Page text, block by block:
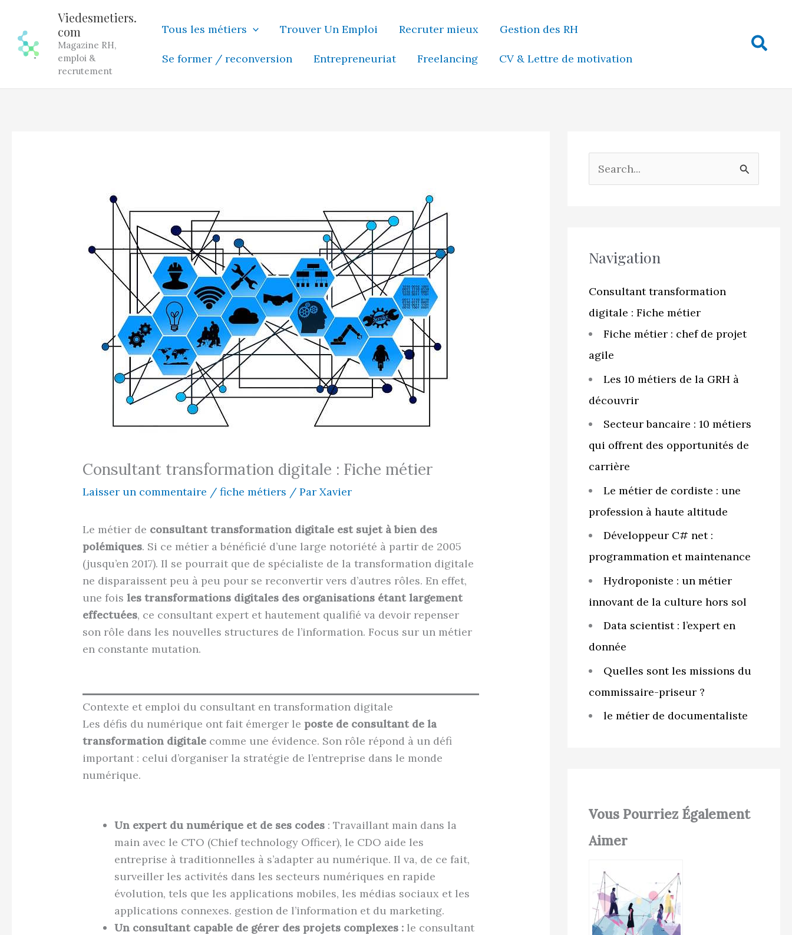
contenu
Viedesmetiers.
com
Magazine RH,
emploi &
recrutement
Tous les métiers Trouver Un Emploi Recruter mieux Gestion des RH
Se former / reconversion Entrepreneuriat Freelancing CV & Lettre de motivation
Consultant transformation digitale : Fiche métier
Laisser un commentaire /fiche métiers / ParXavier
Le métier de consultant transformation digitale est sujet à bien des
polémiques. Si ce métier a bénéficié d’une large notoriété à partir de 2005
(jusqu’en 2017). Il se pourrait que de spécialiste de la transformation digitale
ne disparaissent peu à peu pour se reconvertir vers d’autres rôles. En effet,
une foisles transformations digitales des organisations étant largement
effectuées, ce consultant expert et hautement qualifié va devoir repenser
son rôle dans les nouvelles structures de l’information. Focus sur un métier
en constante mutation.
Contexte et emploi du consultant en transformation digitale
Les défis du numérique ont fait émerger le poste de consultant de la
transformation digitale comme une évidence. Son rôle répond à un défi
important : celui d’organiser la stratégie de l’entreprise dans le monde
numérique.
Un expert du numérique et de ses codes : Travaillant main dans la
main avec le CTO (Chief technology Officer), le CDO aide les
entreprise à traditionnelles à s’adapter au numérique. Il va, de ce fait,
surveiller les activités dans les secteurs numériques en rapide
évolution, tels que les applications mobiles, les médias sociaux et les
applications connexes. gestion de l’information et du marketing.
Un consultant capable de gérer des projets complexes : le consultant
e
c
h
e
r
Navigation
Consultant transformation
digitale : Fiche métier
Fiche métier : chef de projet
agile
Les 10 métiers de la GRH à
découvrir
Secteur bancaire : 10 métiers
qui offrent des opportunités de
carrière
Le métier de cordiste : une
profession à haute altitude
Développeur C# net :
programmation et maintenance
Hydroponiste : un métier
innovant de la culture hors sol
Data scientist : l’expert en
donnée
Quelles sont les missions du
commissaire-priseur ?
le métier de documentaliste
Vous Pourriez Également
Aimer